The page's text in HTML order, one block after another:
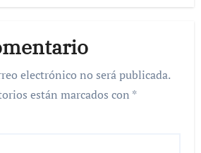
electrónico no será publicada.
están marcados con *